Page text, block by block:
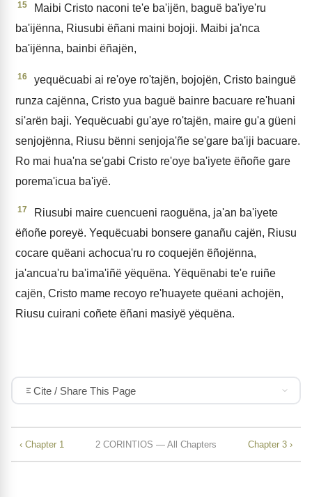
15
Maibi Cristo naconi te'e ba'ijën, baguë ba'iye'ru
ba'ijënna, Riusubi ëñani maini bojoji. Maibi ja'nca
ba'ijënna, bainbi ëñajën,
16
yequëcuabi ai re'oye ro'tajën, bojojën, Cristo bainguë
runza cajënna, Cristo yua baguë bainre bacuare re'huani
si'arën baji. Yequëcuabi gu'aye ro'tajën, maire gu'a güeni
senjojënna, Riusu bënni senjoja'ñe se'gare ba'iji bacuare.
Ro mai hua'na se'gabi Cristo re'oye ba'iyete ëñoñe gare
porema'icua ba'iyë.
17
Riusubi maire cuencueni raoguëna, ja'an ba'iyete
ëñoñe poreyë. Yequëcuabi bonsere ganañu cajën, Riusu
cocare quëani achocua'ru ro coquejën ëñojënna,
ja'ancua'ru ba'ima'iñë yëquëna. Yëquënabi te'e ruiñe
cajën, Cristo mame recoyo re'huayete quëani achojën,
Riusu cuirani coñete ëñani masiyë yëquëna.
Cite / Share This Page
‹ Chapter 1 2 CORINTIOS — All Chapters Chapter 3 ›